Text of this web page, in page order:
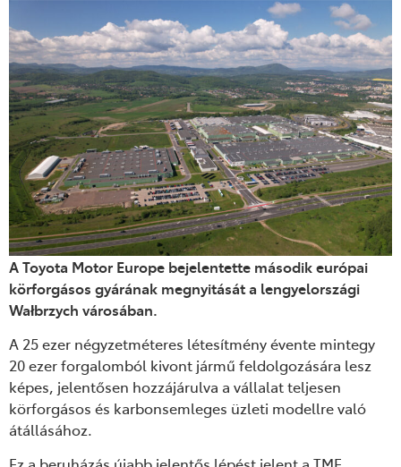
A Toyota Motor Europe bejelentette második európai
körforgásos gyárának megnyitását a lengyelországi
Wałbrzych városában.
A 25 ezer négyzetméteres létesítmény évente mintegy
20 ezer forgalomból kivont jármű feldolgozására lesz
képes, jelentősen hozzájárulva a vállalat teljesen
körforgásos és karbonsemleges üzleti modellre való
átállásához.